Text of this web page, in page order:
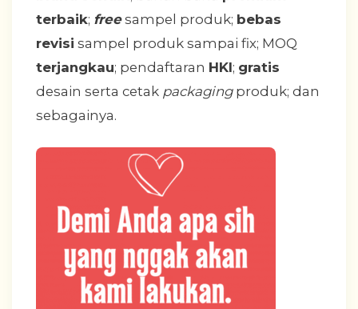
terbaik; free sampel produk; bebas
revisi sampel produk sampai fix; MOQ
terjangkau; pendaftaran HKI; gratis
desain serta cetak packagingproduk; dan
sebagainya.